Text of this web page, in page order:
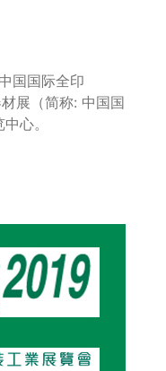
国国际全印
展（简称: 中国国
心。